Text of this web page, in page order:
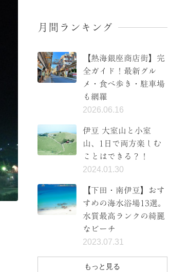
月間ランキング
【熱海銀座商店街】完
全ガイド！最新グル
メ・食べ歩き・駐車場
も網羅
2026.06.16
伊豆 大室山と小室
山、1日で両方楽しむ
ことはできる？！
2024.01.30
【下田・南伊豆】おす
すめの海水浴場13選。
水質最高ランクの綺麗
なビーチ
2023.07.31
もっと見る